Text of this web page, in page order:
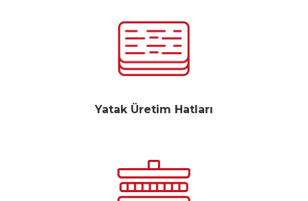
Yatak Üretim Hatları